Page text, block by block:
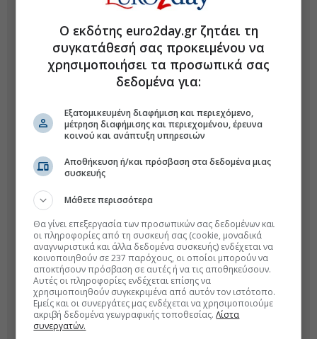
Ο εκδότης euro2day.gr ζητάει τη
συγκατάθεσή σας προκειμένου να
χρησιμοποιήσει τα προσωπικά σας
δεδομένα για:
Εξατομικευμένη διαφήμιση και περιεχόμενο,
μέτρηση διαφήμισης και περιεχομένου, έρευνα
κοινού και ανάπτυξη υπηρεσιών
Αποθήκευση ή/και πρόσβαση στα δεδομένα μιας
συσκευής
Μάθετε περισσότερα
Θα γίνει επεξεργασία των προσωπικών σας δεδομένων και
οι πληροφορίες από τη συσκευή σας (cookie, μοναδικά
αναγνωριστικά και άλλα δεδομένα συσκευής) ενδέχεται να
κοινοποιηθούν σε 237 παρόχους, οι οποίοι μπορούν να
αποκτήσουν πρόσβαση σε αυτές ή να τις αποθηκεύσουν.
Αυτές οι πληροφορίες ενδέχεται επίσης να
χρησιμοποιηθούν συγκεκριμένα από αυτόν τον ιστότοπο.
Εμείς και οι συνεργάτες μας ενδέχεται να χρησιμοποιούμε
ακριβή δεδομένα γεωγραφικής τοποθεσίας.Λίστα
συνεργατών.